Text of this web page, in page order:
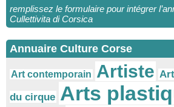
remplissez le formulaire pour intégrer
Cullettivita di Corsica
Annuaire Culture Corse
Art contemporain Artiste
du cirque Arts